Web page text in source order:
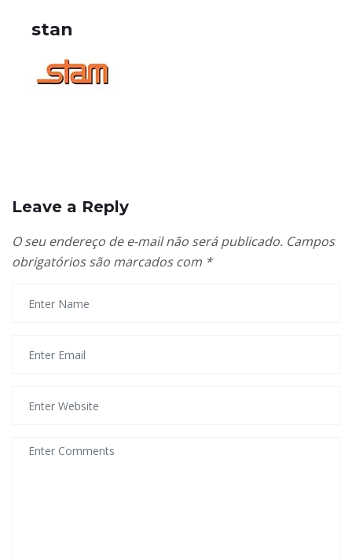
stan
Leave a Reply
O seu endereço de e-mail não será publicado. Campos
obrigatórios são marcados com *